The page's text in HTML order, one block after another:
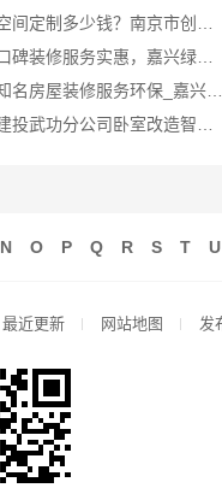
N O P Q R S T U
最近更新 网站地图 发